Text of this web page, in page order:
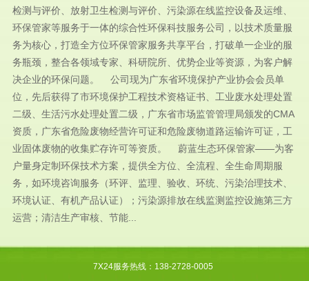
检测与评价、放射卫生检测与评价、污染源在线监控设备及运维、
环保管家等服务于一体的综合性环保科技服务公司，以技术质量服
务为核心，打造全方位环保管家服务共享平台，打破单一企业的服
务瓶颈，整合各领域专家、科研院所、优势企业等资源，为客户解
决企业的环保问题。 公司现为广东省环境保护产业协会会员单
位，先后获得了市环境保护工程技术资格证书、工业废水处理处置
二级、生活污水处理处置二级，广东省市场监管管理局颁发的CMA
资质，广东省危险废物经营许可证和危险废物道路运输许可证，工
业固体废物的收集贮存许可等资质。 蔚蓝生态环保管家——为客
户量身定制环保技术方案，提供全方位、全流程、全生命周期服
务，如环境咨询服务（环评、监理、验收、环统、污染治理技术、
环境认证、有机产品认证）；污染源排放在线监测监控设施第三方
运营；清洁生产审核、节能...
7X24服务热线：138-2728-0005